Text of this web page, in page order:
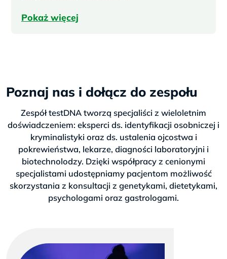
Pokaż więcej
Poznaj nas i dołącz do zespołu
Zespół testDNA tworzą specjaliści z wieloletnim
doświadczeniem: eksperci ds. identyfikacji osobniczej i
kryminalistyki oraz ds. ustalenia ojcostwa i
pokrewieństwa, lekarze, diagności laboratoryjni i
biotechnolodzy. Dzięki współpracy z cenionymi
specjalistami udostępniamy pacjentom możliwość
skorzystania z konsultacji z genetykami, dietetykami,
psychologami oraz gastrologami.